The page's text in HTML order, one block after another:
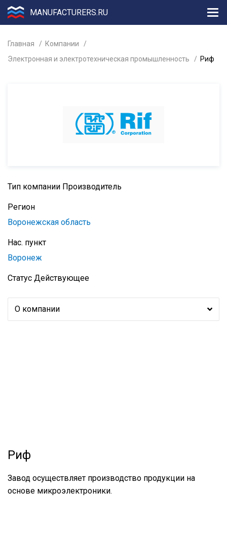
MANUFACTURERS.RU
Главная
Компании
Электронная и электротехническая промышленность
Риф
Тип компании Производитель
Регион
Воронежская область
Нас. пункт
Воронеж
Статус Действующее
О компании
Риф
Завод осуществляет производство продукции на
основе микроэлектроники.